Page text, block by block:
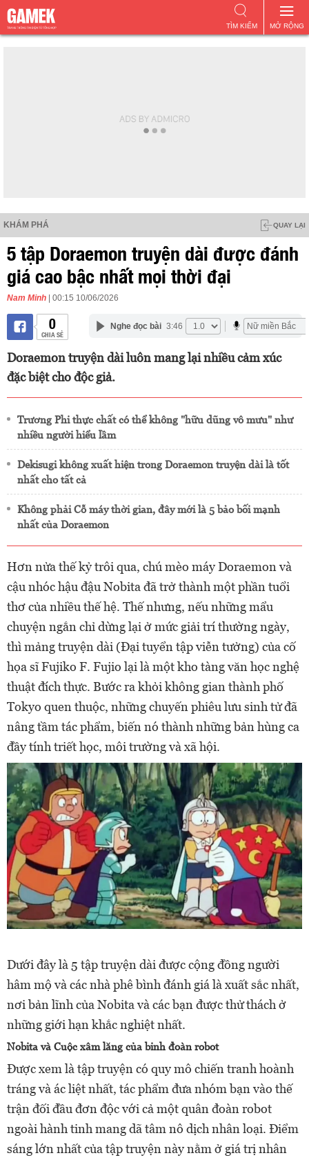
MỞ RỘNG
TÌM KIẾM
KHÁM PHÁ QUAY LẠI
5 tập Doraemon truyện dài được đánh
giá cao bậc nhất mọi thời đại
Nam Minh | 00:15 10/06/2026
0
CHIA SẺ
Nghe đọc bài 3:46
Doraemon truyện dài luôn mang lại nhiều cảm xúc
đặc biệt cho độc giả.
Trương Phi thực chất có thể không "hữu dũng vô mưu" như
nhiều người hiểu lầm
Dekisugi không xuất hiện trong Doraemon truyện dài là tốt
nhất cho tất cả
Không phải Cỗ máy thời gian, đây mới là 5 bảo bối mạnh
nhất của Doraemon
Hơn nửa thế kỷ trôi qua, chú mèo máy Doraemon và
cậu nhóc hậu đậu Nobita đã trở thành một phần tuổi
thơ của nhiều thế hệ. Thế nhưng, nếu những mẩu
chuyện ngắn chỉ dừng lại ở mức giải trí thường ngày,
thì mảng truyện dài (Đại tuyển tập viễn tưởng) của cố
họa sĩ Fujiko F. Fujio lại là một kho tàng văn học nghệ
thuật đích thực. Bước ra khỏi không gian thành phố
Tokyo quen thuộc, những chuyến phiêu lưu sinh tử đã
nâng tầm tác phẩm, biến nó thành những bản hùng ca
đầy tính triết học, môi trường và xã hội.
Dưới đây là 5 tập truyện dài được cộng đồng người
hâm mộ và các nhà phê bình đánh giá là xuất sắc nhất,
nơi bản lĩnh của Nobita và các bạn được thử thách ở
những giới hạn khắc nghiệt nhất.
Nobita và Cuộc xâm lăng của binh đoàn robot
Được xem là tập truyện có quy mô chiến tranh hoành
tráng và ác liệt nhất, tác phẩm đưa nhóm bạn vào thế
trận đối đầu đơn độc với cả một quân đoàn robot
ngoài hành tinh mang dã tâm nô dịch nhân loại. Điểm
sáng lớn nhất của tập truyện này nằm ở giá trị nhân